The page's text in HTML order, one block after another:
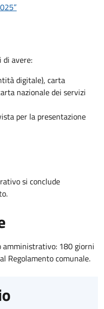
”
di avere:
digitale), carta
nazionale dei servizi
per la presentazione
si conclude
amministrativo: 180 giorni
Regolamento comunale.